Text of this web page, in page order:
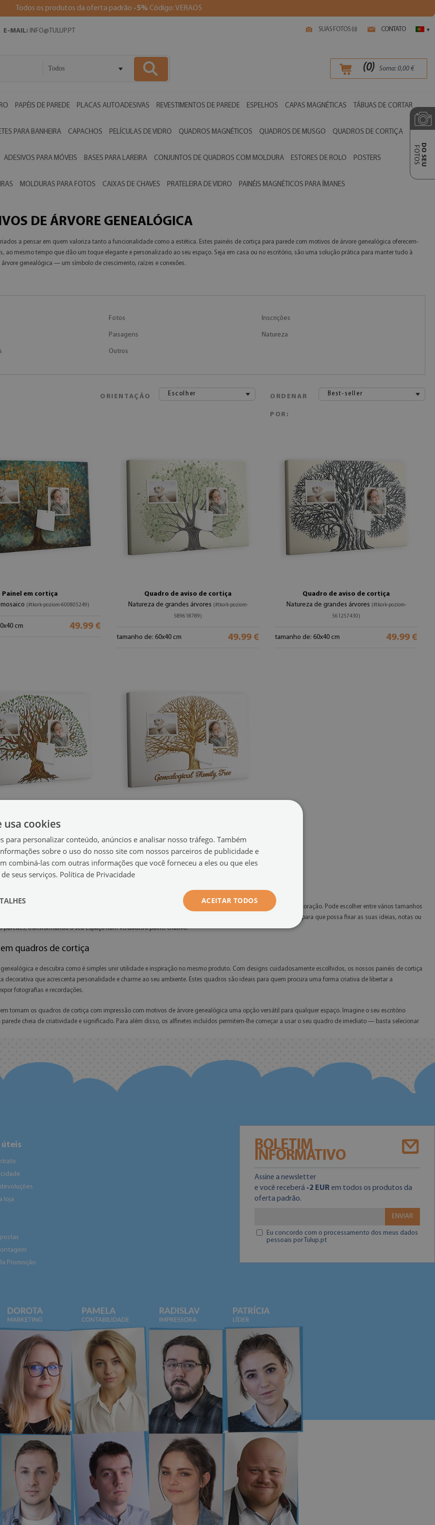
Todos os produtos da oferta padrão -5% Código: VERAO5
SUAS FOTOS (0) CONTATO ▾
E-MAIL: INFO@TULUP.PT
Todos (0) Soma: 0,00 €
PAPÉIS DE PAREDE PLACAS AUTOADESIVAS REVESTIMENTOS DE PAREDE ESPELHOS CAPAS MAGNÉTICAS TÁBUAS DE CORTAR
PARA BANHEIRA CAPACHOS PELÍCULAS DE VIDRO QUADROS MAGNÉTICOS QUADROS DE MUSGO QUADROS DE CORTIÇA
ADESIVOS PARA MÓVEIS BASES PARA LAREIRA CONJUNTOS DE QUADROS COM MOLDURA ESTORES DE ROLO POSTERS
MOLDURAS PARA FOTOS CAIXAS DE CHAVES PRATELEIRA DE VIDRO PAINÉIS MAGNÉTICOS PARA ÍMANES
DO SEU
FOTOS
DE ÁRVORE GENEALÓGICA
a pensar em quem valoriza tanto a funcionalidade como a estética. Estes painéis de cortiça para parede com motivos de árvore genealógica oferecem-
ao mesmo tempo que dão um toque elegante e personalizado ao seu espaço. Seja em casa ou no escritório, são uma solução prática para manter tudo à
genealógica — um símbolo de crescimento, raízes e conexões.
Fotos Inscrições
Paisagens Natureza
Outros
ORIENTAÇÃO Escolher ORDENAR
POR:
Best-seller
Painel em cortiça
(#tkork-poziom-600805249)
cm 49.99 €
Quadro de aviso de cortiça
Natureza de grandes árvores (#tkork-poziom-
589618789)
tamanho de: 60x40 cm 49.99 €
Quadro de aviso de cortiça
Natureza de grandes árvores (#tkork-poziom-
561257430)
tamanho de: 60x40 cm 49.99 €
Painel em cortiça
árvores(#tkork-poziom-222742484)
cm 49.99 €
Velha árvore genealógica(#tkork-poziom-112618141)
tamanho de: 60x40 cm 49.99 €
com motivos de árvore genealógica adaptam-se perfeitamente a diferentes ambientes e estilos de decoração. Pode escolher entre vários tamanhos
até formatos amplos como 140x100 cm. Cada quadro é acompanhado por um conjunto de alfinetes coloridos, para que possa fixar as suas ideias, notas ou
transformando o seu espaço num verdadeiro painel criativo.
quadros de cortiça
e descubra como é simples unir utilidade e inspiração no mesmo produto. Com designs cuidadosamente escolhidos, os nossos painéis de cortiça
que acrescenta personalidade e charme ao seu ambiente. Estes quadros são ideais para quem procura uma forma criativa de libertar a
fotografias e recordações.
tornam os quadros de cortiça com impressão com motivos de árvore genealógica uma opção versátil para qualquer espaço. Imagine o seu escritório
cheia de criatividade e significado. Para além disso, os alfinetes incluídos permitem-lhe começar a usar o seu quadro de imediato — basta selecionar
úteis
loja
Promoção
BOLETIM
INFORMATIVO
Assine a newsletter
e você receberá -2 EUR em todos os produtos da
oferta padrão.
ENVIAR
Eu concordo com o processamento dos meus dados
pessoais por Tulup.pt
usa cookies
para personalizar conteúdo, anúncios e analisar nosso tráfego. Também
sobre o uso do nosso site com nossos parceiros de publicidade e
combiná-las com outras informações que você forneceu a eles ou que eles
seus serviços. Política de Privacidade
ACEITAR TODOS